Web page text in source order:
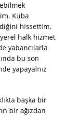
Küba
hissettim,
yerel halk hizmet
yabancılarla
bu son
yapayalnız
başka bir
bir ağızdan